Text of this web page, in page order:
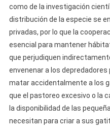
como de la investigación
distribución de la especie se
privadas, por lo que la
esencial para mantener
que perjudiquen
envenenar a los
matar accidentalmente a los
que el pastoreo excesivo o la
la disponibilidad de las
necesitan para criar a sus